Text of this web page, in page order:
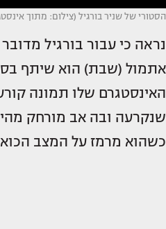
הסטורי של שניר בורגיל (צילום: מתוך
נראה כי עבור בורגיל
אתמול (שבת) הוא שיתף
האינסטגרם שלו תמונה
שנקרעה ובה אב מורחק
כשהוא מרמז על המצב